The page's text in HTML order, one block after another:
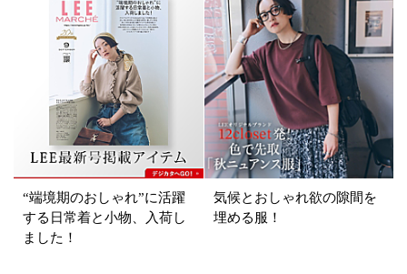
“端境期のおしゃれ”に活躍
する日常着と小物、入荷し
ました！
気候とおしゃれ欲の隙間を
埋める服！